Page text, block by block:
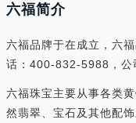
六福简介
六福品牌于在成立，六
话：400-832-5988，公
六福珠宝主要从事各类
然翡翠、宝石及其他配